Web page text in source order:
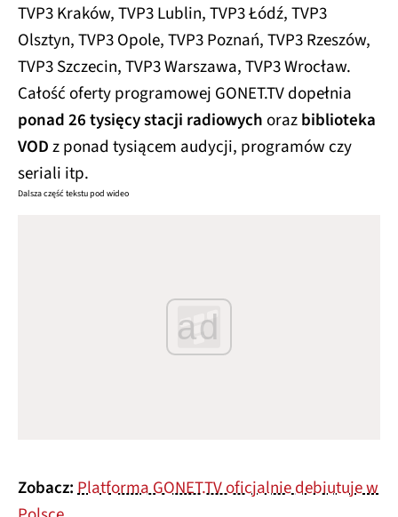
TVP3 Kraków, TVP3 Lublin, TVP3 Łódź, TVP3
Olsztyn, TVP3 Opole, TVP3 Poznań, TVP3 Rzeszów,
TVP3 Szczecin, TVP3 Warszawa, TVP3 Wrocław.
Całość oferty programowej GONET.TV dopełnia
ponad 26 tysięcy stacji radiowychorazbiblioteka
VODz ponad tysiącem audycji, programów czy
seriali itp.
Dalsza część tekstu pod wideo
ad
Zobacz:Platforma GONET.TV oficjalnie debiutuje w